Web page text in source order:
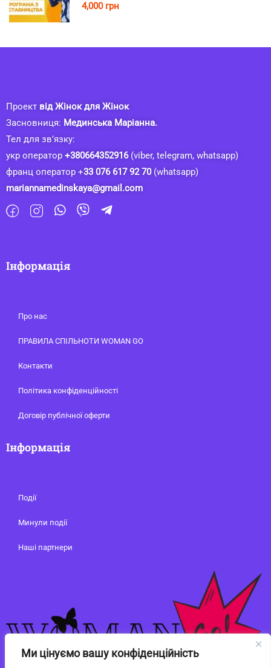
Ми цінуємо вашу конфіденційність
4,000 грн
Проект від Жінок для Жінок
Засновниця: Мединська Маріанна.
Тел для зв’язку:
укр оператор +380664352916(viber, telegram, whatsapp)
франц оператор +33 076 617 92 70(whatsapp)
mariannamedinskaya@gmail.com
Інформація
Про нас
ПРАВИЛА СПІЛЬНОТИ WOMAN GO
Контакти
Політика конфіденційності
Договір публічної оферти
Інформація
Події
Минули події
Наші партнери